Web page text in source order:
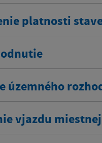
platnosti
územného
vjazdu